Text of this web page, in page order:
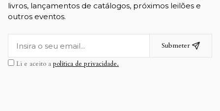
livros, lançamentos de catálogos, próximos leilões e
outros eventos.
Submeter
Li e aceito a política de privacidade.